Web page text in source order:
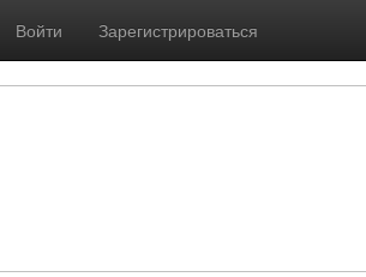
Войти Зарегистрироваться